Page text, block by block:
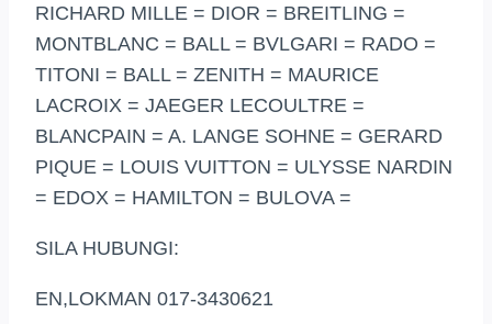
RICHARD MILLE = DIOR = BREITLING =
MONTBLANC = BALL = BVLGARI = RADO =
TITONI = BALL = ZENITH = MAURICE
LACROIX = JAEGER LECOULTRE =
BLANCPAIN = A. LANGE SOHNE = GERARD
PIQUE = LOUIS VUITTON = ULYSSE NARDIN
= EDOX = HAMILTON = BULOVA =
SILA HUBUNGI:
EN,LOKMAN 017-3430621